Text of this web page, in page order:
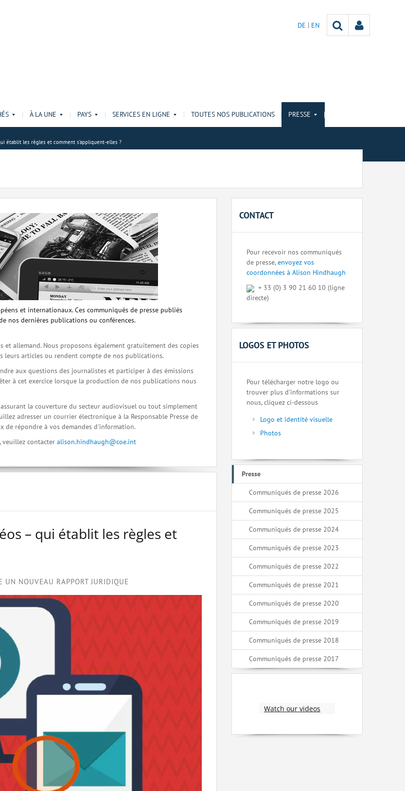
DE EN
À LA UNE PAYS SERVICES EN LIGNE TOUTES NOS PUBLICATIONS PRESSE
établit les règles et comment s’appliquent-elles ?
et internationaux. Ces communiqués de presse publiés
nos dernières publications ou conférences.
et allemand. Nous proposons également gratuitement des copies
articles ou rendent compte de nos publications.
aux questions des journalistes et participer à des émissions
à cet exercice lorsque la production de nos publications nous
la couverture du secteur audiovisuel ou tout simplement
adresser un courrier électronique à la Responsable Presse de
de répondre à vos demandes d'information.
veuillez contacter alison.hindhaugh@coe.int
– qui établit les règles et
UN NOUVEAU RAPPORT JURIDIQUE
CONTACT
Pour recevoir nos communiqués
de presse,envoyez vos
coordonnées à Alison Hindhaugh
+ 33 (0) 3 90 21 60 10 (ligne
directe)
LOGOS ET PHOTOS
Pour télécharger notre logo ou
trouver plus d’informations sur
nous, cliquez ci-dessous
Logo et identité visuelle
Photos
Presse
Communiqués de presse 2026
Communiqués de presse 2025
Communiqués de presse 2024
Communiqués de presse 2023
Communiqués de presse 2022
Communiqués de presse 2021
Communiqués de presse 2020
Communiqués de presse 2019
Communiqués de presse 2018
Communiqués de presse 2017
Watch our videos